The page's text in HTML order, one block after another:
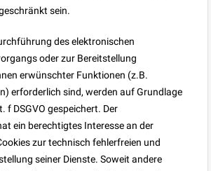
sein.
des elektronischen
oder zur Bereitstellung
erwünschter Funktionen (z.B.
erforderlich sind, werden auf Grundlage
f DSGVO gespeichert. Der
ein berechtigtes Interesse an der
zur technisch fehlerfreien und
seiner Dienste. Soweit andere